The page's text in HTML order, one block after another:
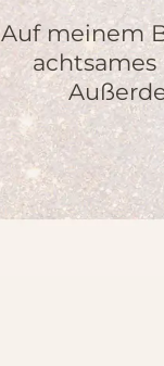
Auf meinem